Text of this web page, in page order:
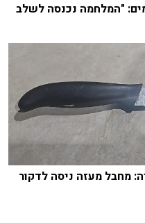
"המלחמה נכנסה לשלב
מחבל מעזה ניסה לדקור